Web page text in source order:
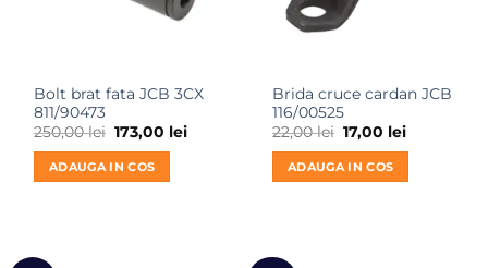
Bolt brat fata JCB 3CX
811/90473
250,00lei Prețul
inițial
a
fost:
250,00 lei.
173,00 leiPrețul
ADAUGA IN COS
Brida cruce cardan JCB
116/00525
22,00lei Prețul
inițial
a
fost:
22,00 lei.
17,00 leiPrețul
ADAUGA IN COS